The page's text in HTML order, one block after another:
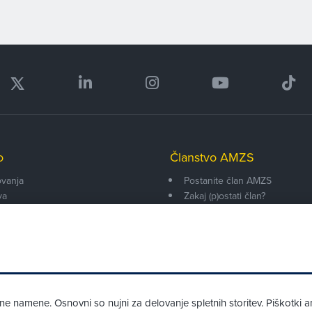
Članstvo AMZS
Postanite član AMZS
Zakaj (p)ostati član?
namene. Osnovni so nujni za delovanje spletnih storitev. Piškotki